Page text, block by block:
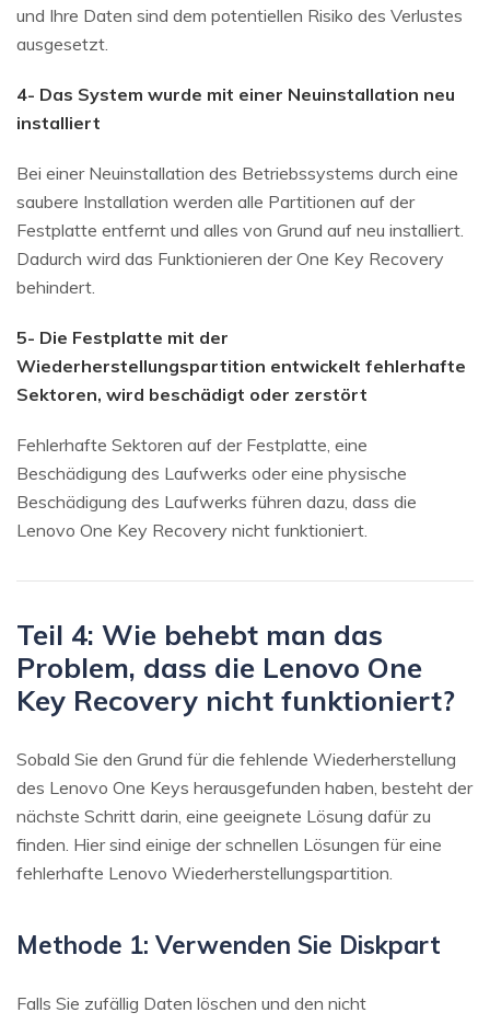
und Ihre Daten sind dem potentiellen Risiko des Verlustes
ausgesetzt.
4- Das System wurde mit einer Neuinstallation neu
installiert
Bei einer Neuinstallation des Betriebssystems durch eine
saubere Installation werden alle Partitionen auf der
Festplatte entfernt und alles von Grund auf neu installiert.
Dadurch wird das Funktionieren der One Key Recovery
behindert.
5- Die Festplatte mit der
Wiederherstellungspartition entwickelt fehlerhafte
Sektoren, wird beschädigt oder zerstört
Fehlerhafte Sektoren auf der Festplatte, eine
Beschädigung des Laufwerks oder eine physische
Beschädigung des Laufwerks führen dazu, dass die
Lenovo One Key Recovery nicht funktioniert.
Teil 4: Wie behebt man das
Problem, dass die Lenovo One
Key Recovery nicht funktioniert?
Sobald Sie den Grund für die fehlende Wiederherstellung
des Lenovo One Keys herausgefunden haben, besteht der
nächste Schritt darin, eine geeignete Lösung dafür zu
finden. Hier sind einige der schnellen Lösungen für eine
fehlerhafte Lenovo Wiederherstellungspartition.
Methode 1: Verwenden Sie Diskpart
Falls Sie zufällig Daten löschen und den nicht